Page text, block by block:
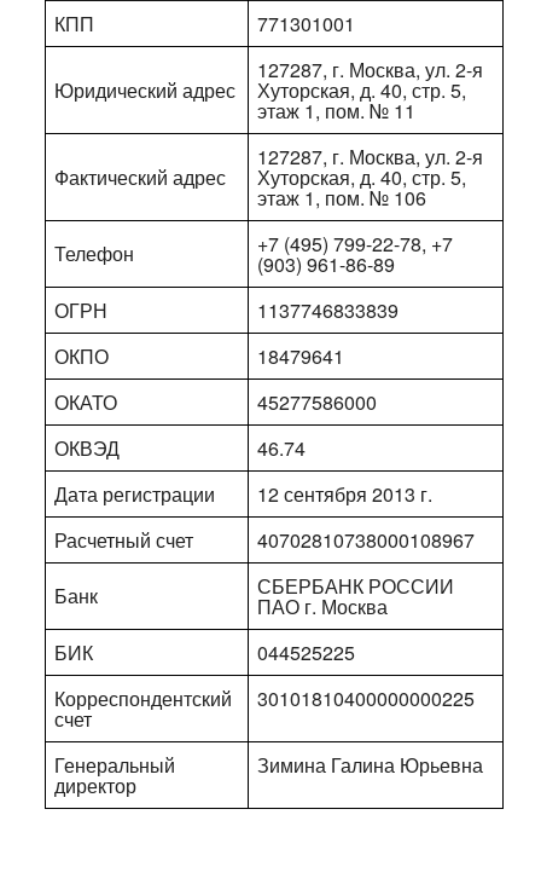
КПП
771301001
Юридический адрес
127287, г. Москва, ул. 2-я
Хуторская, д. 40, стр. 5,
этаж 1, пом. № 11
Фактический адрес
127287, г. Москва, ул. 2-я
Хуторская, д. 40, стр. 5,
этаж 1, пом. № 106
Телефон
+7 (495) 799-22-78, +7
(903) 961-86-89
ОГРН
1137746833839
ОКПО
18479641
ОКАТО
45277586000
ОКВЭД
46.74
Дата регистрации
12 сентября 2013 г.
Расчетный счет
40702810738000108967
Банк
СБЕРБАНК РОССИИ
ПАО г. Москва
БИК
044525225
Корреспондентский
счет
30101810400000000225
Генеральный
директор
Зимина Галина Юрьевна